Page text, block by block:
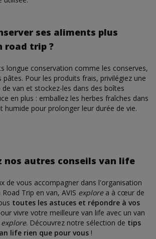
ses aliments plus
road trip ?
longue conservation comme les conserves,
pâtes. Pour les produits frais, privilégiez une
van et stockez-les dans des boîtes
en plus : emballez les herbes fraîches dans
humide pour prolonger leur durée de vie.
nos autres conseils van life
de vous accompagner dans l'organisation
Trip en van, AVIS explorea à cœur de
toutes les astuces et répondre à vos
vivre votre meilleure van life avec un van
explore. Découvrez notre sélection de tips
life rien que pour vous!